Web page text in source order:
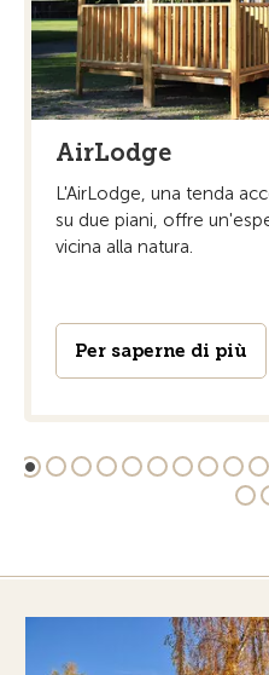
AirLodge
L'AirLodge, una tenda
su due piani, offre
vicina alla natura.
Per saperne di più